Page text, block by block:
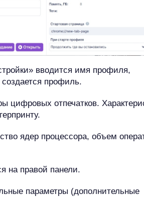
вводится имя профиля,
профиль.
цифровых отпечатков.
ядер процессора, объем
на правой панели.
параметры (дополнительные